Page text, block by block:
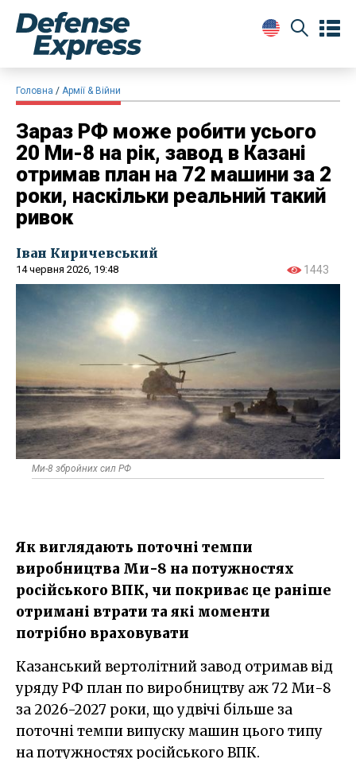
Головна Армії & Війни
Зараз РФ може робити усього
20 Ми-8 на рік, завод в Казані
отримав план на 72 машини за 2
роки, наскільки реальний такий
ривок
Іван Киричевський
14 червня 2026, 19:48 1443
Ми-8 збройних сил РФ
Як виглядають поточні темпи
виробництва Ми-8 на потужностях
російського ВПК, чи покриває це раніше
отримані втрати та які моменти
потрібно враховувати
Казанський вертолітний завод отримав від
уряду РФ план по виробництву аж 72 Ми-8
за 2026-2027 роки, що удвічі більше за
поточні темпи випуску машин цього типу
на потужностях російського ВПК.